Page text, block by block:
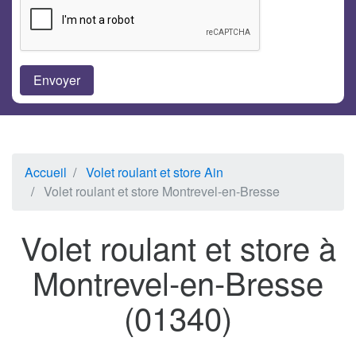
Accueil
Volet roulant et store Ain
Volet roulant et store Montrevel-en-Bresse
Volet roulant et store à
Montrevel-en-Bresse
(01340)